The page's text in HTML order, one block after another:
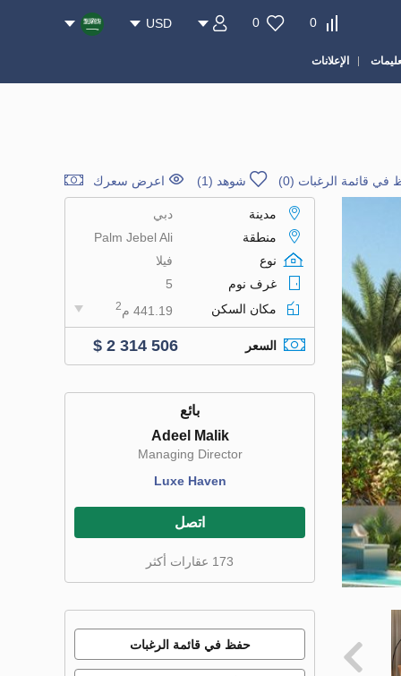
0
0
USD
الإعلانات
في قائمة الرغبات (
0
) شوهد (1) اعرض سعرك
مدينة
دبي
منطقة
Palm Jebel Ali
نوع
فيلا
غرف نوم
5
مكان السكن
441.19 م 2
السعر $ 2 314 506
بائع
Adeel Malik
Managing Director
Luxe Haven
اتصل
173 عقارات أكثر
حفظ في قائمة الرغبات